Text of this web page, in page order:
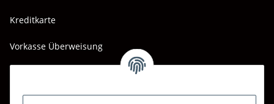
Kreditkarte
Vorkasse Überweisung
Wir versenden mit